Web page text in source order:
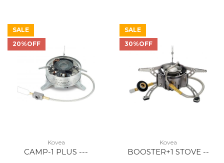
SALE
20%OFF
Kovea
CAMP-1 PLUS ---
SALE
30%OFF
Kovea
BOOSTER+1 STOVE --